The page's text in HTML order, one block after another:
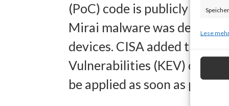
Lese
(PoC) code is publicly
Mirai malware was
devices. CISA added the
Vulnerabilities (KEV)
be applied as soon as